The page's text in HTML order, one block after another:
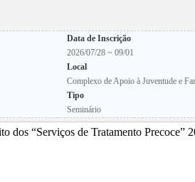
Data de Inscrição
2026/07/28 ~ 09/01
Local
Complexo de Apoio à Juventude e
Tipo
Seminário
dos “Serviços de Tratamento